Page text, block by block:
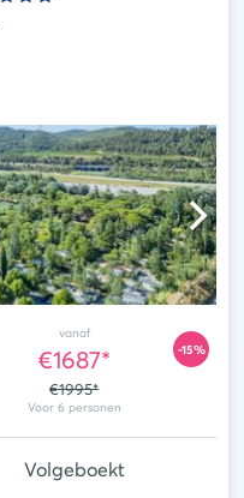
-15%
vanaf
€1687*
€1995*
Volgeboekt